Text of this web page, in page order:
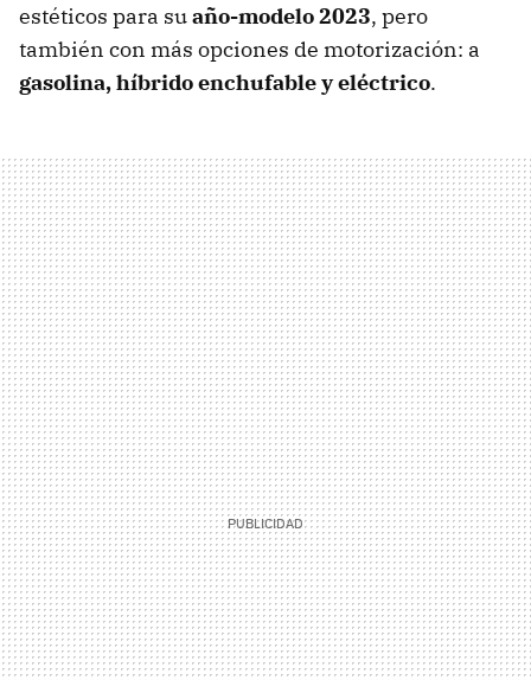
estéticos para suaño-modelo 2023, pero
también con más opciones de motorización: a
gasolina, híbrido enchufable y eléctrico.